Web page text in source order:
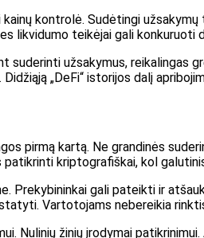
kontrolė. Sudėtingi
likvidumo teikėjai gali
suderinti užsakymus,
„DeFi“ istorijos dalį
pirmą kartą. Ne grandinės
kriptografiškai, kol
Prekybininkai gali pateikti ir
Vartotojams nebereikia
Nulinių žinių įrodymai